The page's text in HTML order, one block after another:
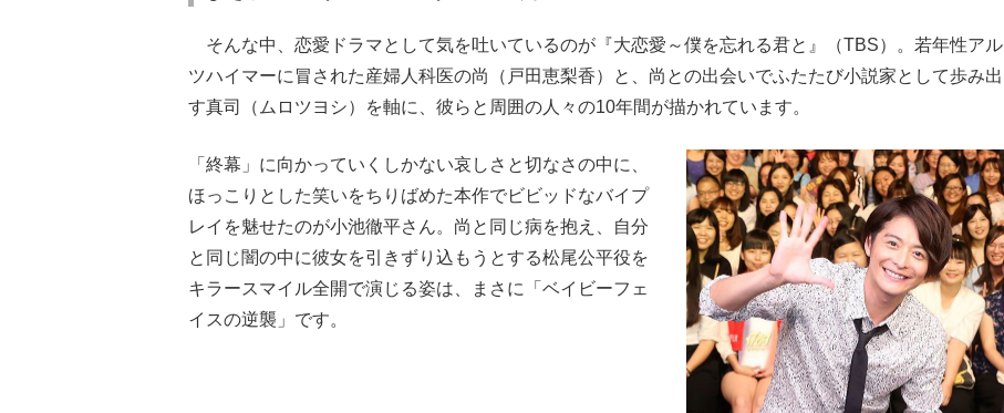
そんな中、恋愛ドラマとして気を吐いているのが『大恋愛～僕を忘れる君と』（TBS）。若年性アル
ツハイマーに冒された産婦人科医の尚（戸田恵梨香）と、尚との出会いでふたたび小説家として歩み出
す真司（ムロツヨシ）を軸に、彼らと周囲の人々の10年間が描かれています。
「終幕」に向かっていくしかない哀しさと切なさの中に、
ほっこりとした笑いをちりばめた本作でビビッドなバイプ
レイを魅せたのが小池徹平さん。尚と同じ病を抱え、自分
と同じ闇の中に彼女を引きずり込もうとする松尾公平役を
キラースマイル全開で演じる姿は、まさに「ベイビーフェ
イスの逆襲」です。